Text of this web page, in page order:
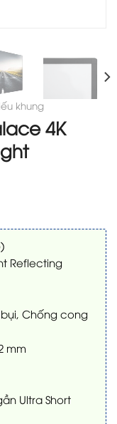
khung
4K
Reflecting
Chống cong
mm
Ultra Short